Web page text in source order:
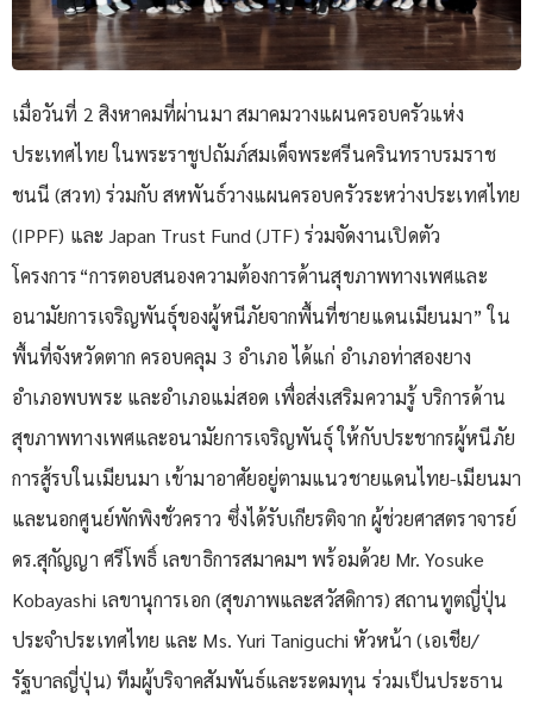
เมื่อวันที่ 2 สิงหาคมที่ผ่านมา สมาคมวางแผนครอบครัวแห่ง
ประเทศไทย ในพระราชูปถัมภ์สมเด็จพระศรีนครินทราบรมราช
ชนนี (สวท) ร่วมกับ สหพันธ์วางแผนครอบครัวระหว่างประเทศไทย
(IPPF) และ Japan Trust Fund (JTF) ร่วมจัดงานเปิดตัว
โครงการ“การตอบสนองความต้องการด้านสุขภาพทางเพศและ
อนามัยการเจริญพันธุ์ของผู้หนีภัยจากพื้นที่ชายแดนเมียนมา” ใน
พื้นที่จังหวัดตาก ครอบคลุม 3 อำเภอ ได้แก่ อำเภอท่าสองยาง
อำเภอพบพระ และอำเภอแม่สอด เพื่อส่งเสริมความรู้ บริการด้าน
สุขภาพทางเพศและอนามัยการเจริญพันธุ์ ให้กับประชากรผู้หนีภัย
การสู้รบในเมียนมา เข้ามาอาศัยอยู่ตามแนวชายแดนไทย-เมียนมา
และนอกศูนย์พักพิงชั่วคราว ซึ่งได้รับเกียรติจาก ผู้ช่วยศาสตราจารย์
ดร.สุกัญญา ศรีโพธิ์ เลขาธิการสมาคมฯ พร้อมด้วย Mr. Yosuke
Kobayashi เลขานุการเอก (สุขภาพและสวัสดิการ) สถานทูตญี่ปุ่น
ประจำประเทศไทย และ Ms. Yuri Taniguchi หัวหน้า (เอเชีย/
รัฐบาลญี่ปุ่น) ทีมผู้บริจาคสัมพันธ์และระดมทุน ร่วมเป็นประธาน